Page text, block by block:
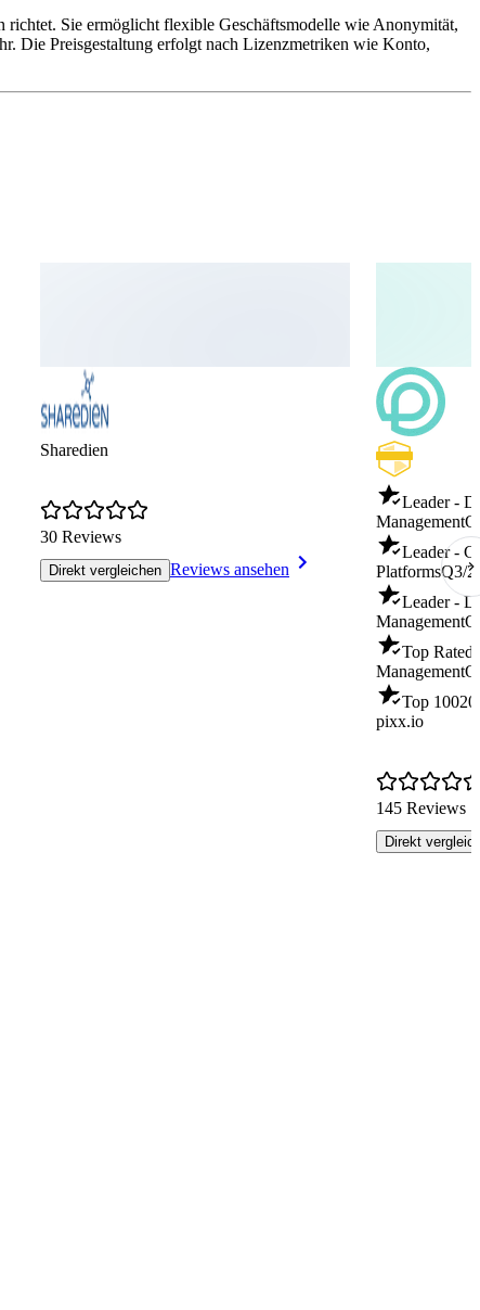
Sie ermöglicht flexible Geschäftsmodelle wie Anonymität,
Die Preisgestaltung erfolgt nach Lizenzmetriken wie Konto,
Sharedien
30 Reviews
Direkt vergleichen Reviews ansehen
Leader -
Management
Leader -
PlatformsQ3/
Leader -
Management
Top Rated
Management
Top 100
pixx.io
145 Reviews
Direkt